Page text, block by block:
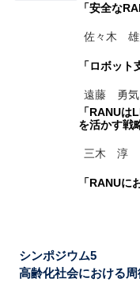
「安全な
佐々木 雄
「ロボッ
遠藤 勇気
「RANU
を活かす戦
三木 淳
「RANUに
シンポジウム5
高齢化社会における